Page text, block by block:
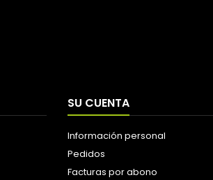
SU CUENTA
Información personal
Pedidos
Facturas por abono